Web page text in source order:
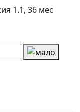
1.1, 36 мес